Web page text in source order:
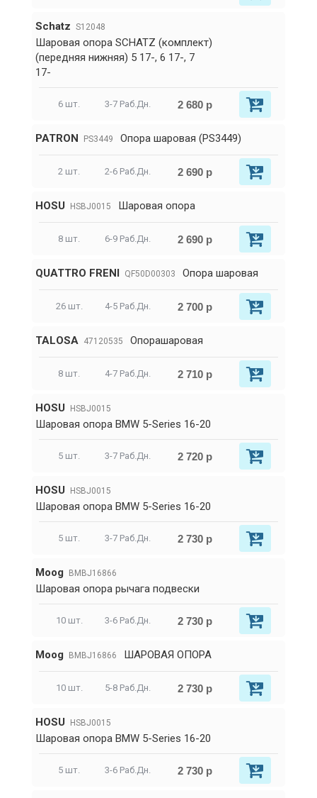
Schatz S12048
Шаровая опора SCHATZ (комплект)
(передняя нижняя) 5 17-, 6 17-, 7
17-
6 шт. 3-7 Раб.Дн. 2 680 р
PATRON PS3449 Опора шаровая (PS3449)
2 шт. 2-6 Раб.Дн. 2 690 р
HOSU HSBJ0015 Шаровая опора
8 шт. 6-9 Раб.Дн. 2 690 р
QUATTRO FRENI QF50D00303 Опора шаровая
26 шт. 4-5 Раб.Дн. 2 700 р
TALOSA 47120535 Опорашаровая
8 шт. 4-7 Раб.Дн. 2 710 р
HOSU HSBJ0015
Шаровая опора BMW 5-Series 16-20
5 шт. 3-7 Раб.Дн. 2 720 р
HOSU HSBJ0015
Шаровая опора BMW 5-Series 16-20
5 шт. 3-7 Раб.Дн. 2 730 р
Moog BMBJ16866
Шаровая опора рычага подвески
10 шт. 3-6 Раб.Дн. 2 730 р
Moog BMBJ16866 ШАРОВАЯ ОПОРА
10 шт. 5-8 Раб.Дн. 2 730 р
HOSU HSBJ0015
Шаровая опора BMW 5-Series 16-20
5 шт. 3-6 Раб.Дн. 2 730 р